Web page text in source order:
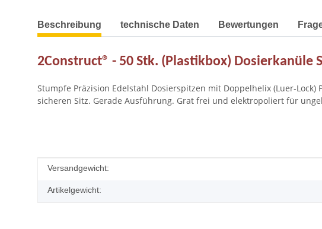
weitere Registerkarten anzeigen
Beschreibung technische Daten Bewertungen
2Construct® - 50 Stk. (Plastikbox) Dosierkanüle
Stumpfe Präzision Edelstahl Dosierspitzen mit Doppelhelix (Luer-Lock)
sicheren Sitz. Gerade Ausführung. Grat frei und elektropoliert für
Produkteigenschaft
Wert
Versandgewicht:
Artikelgewicht: